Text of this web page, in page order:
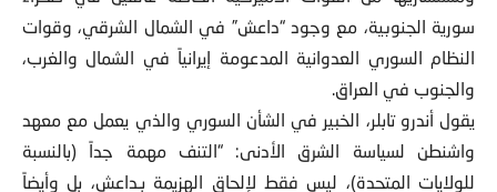
سورية الجنوبية، مع وجود “داعش” في الشمال الشرقي، وقوات
النظام السوري العدوانية المدعومة إيرانياً في الشمال والغرب،
والجنوب في العراق.
يقول أندرو تابلر، الخبير في الشأن السوري والذي يعمل مع معهد
واشنطن لسياسة الشرق الأدنى: “التنف مهمة جداً (بالنسبة
للولايات المتحدة)، ليس فقط لإلحاق الهزيمة بـداعش، بل وأيضاً